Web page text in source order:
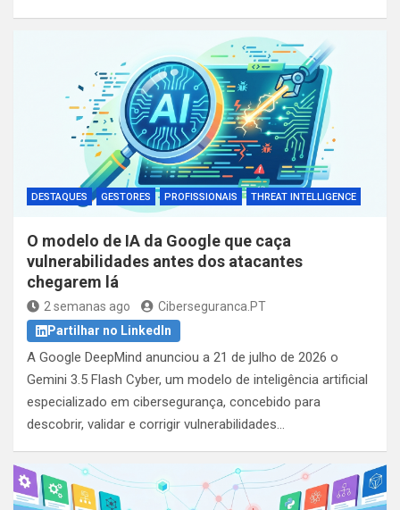
DESTAQUES GESTORES PROFISSIONAIS THREAT INTELLIGENCE
O modelo de IA da Google que caça
vulnerabilidades antes dos atacantes
chegarem lá
2 semanas ago
Ciberseguranca.PT
Partilhar no LinkedIn
A Google DeepMind anunciou a 21 de julho de 2026 o
Gemini 3.5 Flash Cyber, um modelo de inteligência artificial
especializado em cibersegurança, concebido para
descobrir, validar e corrigir vulnerabilidades…